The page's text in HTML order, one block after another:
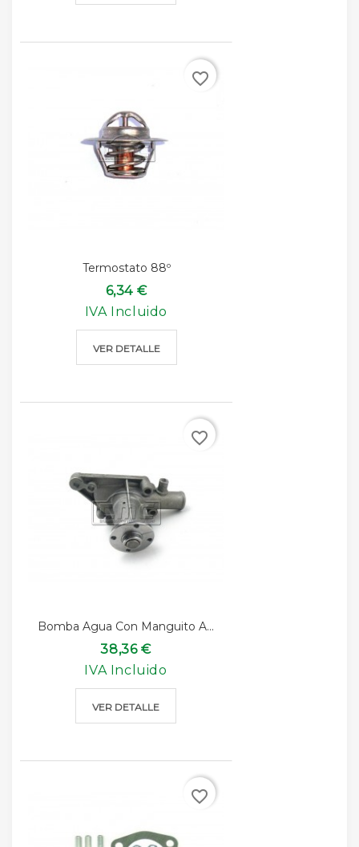
Termostato 88º
6,34 €
IVA Incluido
VER DETALLE
favorite_border
Bomba Agua Con Manguito A...
38,36 €
IVA Incluido
VER DETALLE
favorite_border
favorite_border